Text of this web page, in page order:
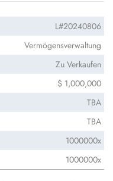
L#20240806
Vermögensverwaltung
Zu Verkaufen
$ 1,000,000
TBA
TBA
1000000x
1000000x